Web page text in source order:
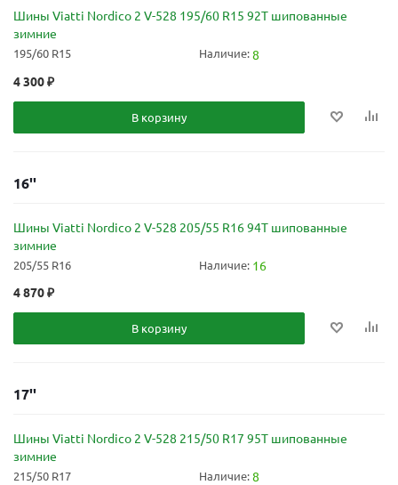
Шины Viatti Nordico 2 V-528 195/60 R15 92T шипованные
зимние
195/60 R15 Наличие:8
4 300₽
В корзину
16''
Шины Viatti Nordico 2 V-528 205/55 R16 94T шипованные
зимние
205/55 R16 Наличие: 16
4 870₽
В корзину
17''
Шины Viatti Nordico 2 V-528 215/50 R17 95T шипованные
зимние
215/50 R17 Наличие:8